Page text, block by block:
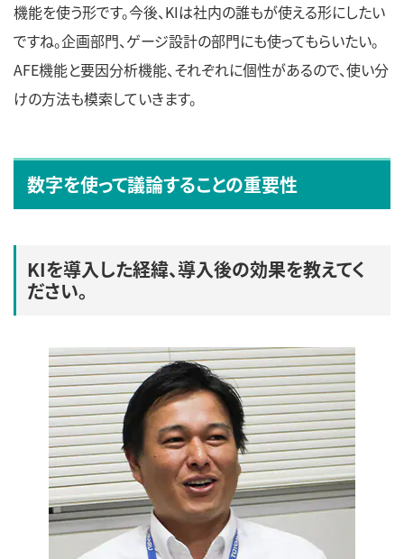
機能を使う形です。今後、KIは社内の誰もが使える形にしたい
ですね。企画部門、ゲージ設計の部門にも使ってもらいたい。
AFE機能と要因分析機能、それぞれに個性があるので、使い分
けの方法も模索していきます。
数字を使って議論することの重要性
KIを導入した経緯、導入後の効果を教えてく
ださい。